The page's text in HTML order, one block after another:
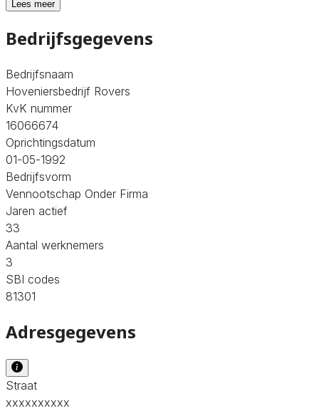
Lees meer
Bedrijfsgegevens
Bedrijfsnaam
Hoveniersbedrijf Rovers
KvK nummer
16066674
Oprichtingsdatum
01-05-1992
Bedrijfsvorm
Vennootschap Onder Firma
Jaren actief
33
Aantal werknemers
3
SBI codes
81301
Adresgegevens
Straat
xxxxxxxxxx